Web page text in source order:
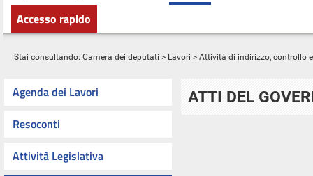
Accesso rapido
Stai consultando: Camera dei deputati > Lavori > Attività di indirizzo, controllo
Agenda dei Lavori
Resoconti
Attività Legislativa
ATTI DEL